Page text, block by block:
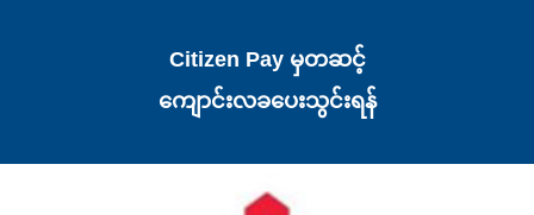
Citizen Pay မှတဆင့်
ကျောင်းလခပေးသွင်းရန်